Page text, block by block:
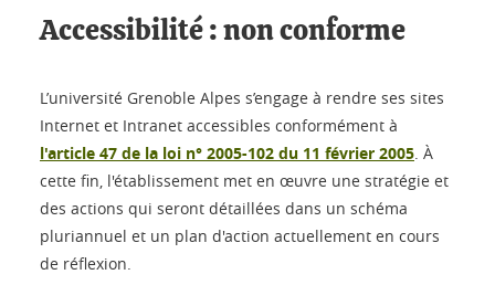
Accessibilité : non conforme
L’université Grenoble Alpes s’engage à rendre ses sites
Internet et Intranet accessibles conformément à
l'article 47 de la loi n° 2005-102 du 11 février 2005. À
cette fin, l'établissement met en œuvre une stratégie et
des actions qui seront détaillées dans un schéma
pluriannuel et un plan d'action actuellement en cours
de réflexion.